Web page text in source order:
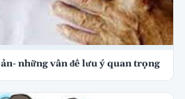
những vấn đề lưu ý quan trọng